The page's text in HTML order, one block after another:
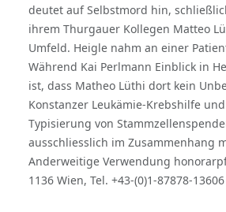
deutet auf Selbstmord hin,
ihrem Thurgauer Kollegen Matteo
Umfeld. Heigle nahm an einer
Während Kai Perlmann Einblick in
ist, dass Matheo Lüthi dort kein
Konstanzer Leukämie-Krebshilfe
Typisierung von
ausschliesslich im Zusammenhang
Anderweitige Verwendung
1136 Wien, Tel. +43-(0)1-87878-13606